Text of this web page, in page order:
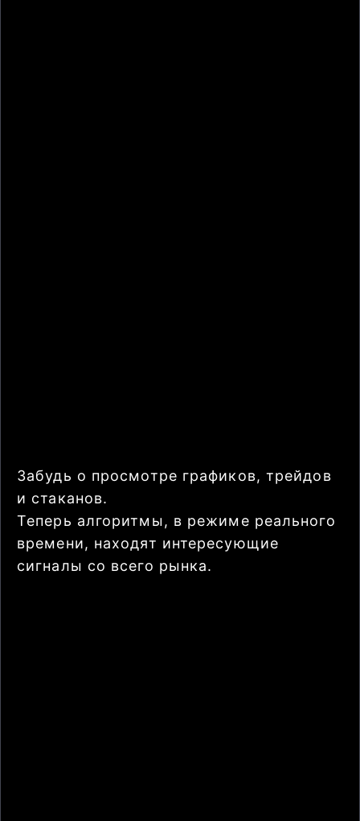
Забудь о просмотре графиков, трейдов
и стаканов.
Теперь алгоритмы, в режиме реального
времени, находят интересующие
сигналы со всего рынка.